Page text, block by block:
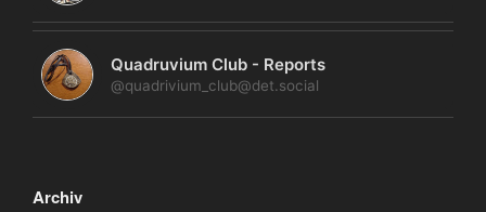
Quadruvium Club - Reports
@quadrivium_club@det.social
Archiv